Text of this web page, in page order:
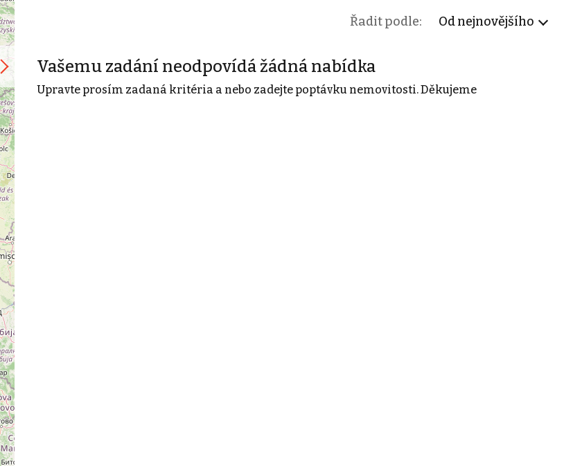
Řadit podle: Od nejnovějšího
Vašemu zadání neodpovídá žádná nabídka
Upravte prosím zadaná kritéria a nebo zadejte poptávku nemovitosti. Děkujeme